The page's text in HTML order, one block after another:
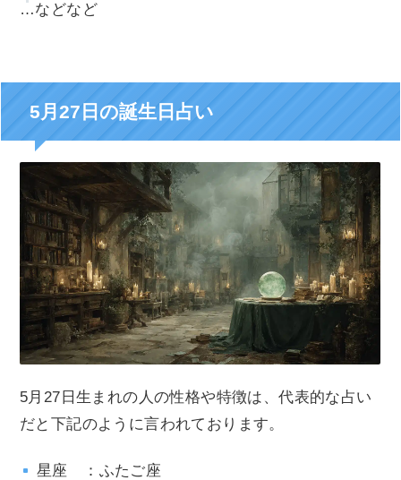
…などなど
5月27日の誕生日占い
5月27日生まれの人の性格や特徴は、代表的な占い
だと下記のように言われております。
星座 ：ふたご座